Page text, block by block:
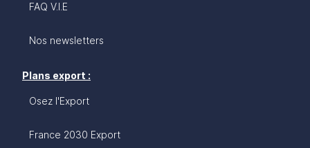
FAQ V.I.E
Nos newsletters
Plans export :
Osez l'Export
France 2030 Export